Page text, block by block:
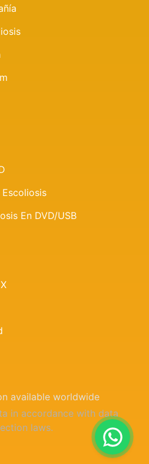
En DVD/USB
available worldwide
in accordance with data
laws.